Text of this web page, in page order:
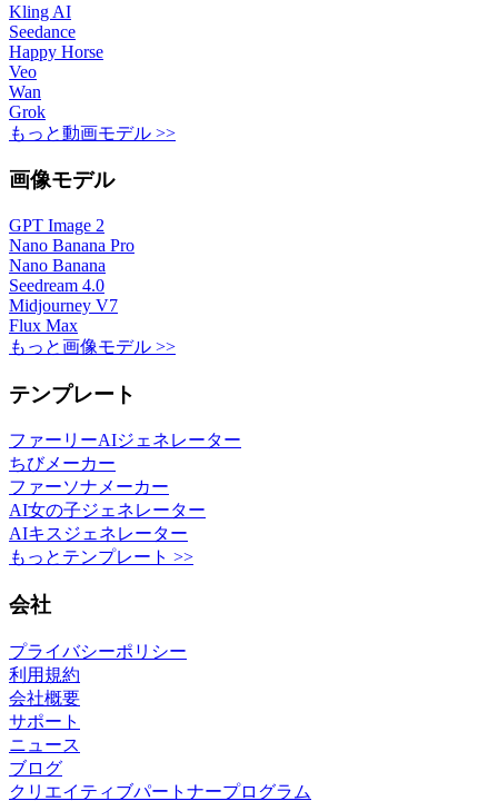
Kling AI
Seedance
Happy Horse
Veo
Wan
Grok
もっと動画モデル >>
画像モデル
GPT Image 2
Nano Banana Pro
Nano Banana
Seedream 4.0
Midjourney V7
Flux Max
もっと画像モデル >>
テンプレート
ファーリーAIジェネレーター
ちびメーカー
ファーソナメーカー
AI女の子ジェネレーター
AIキスジェネレーター
もっとテンプレート >>
会社
プライバシーポリシー
利用規約
会社概要
サポート
ニュース
ブログ
クリエイティブパートナープログラム